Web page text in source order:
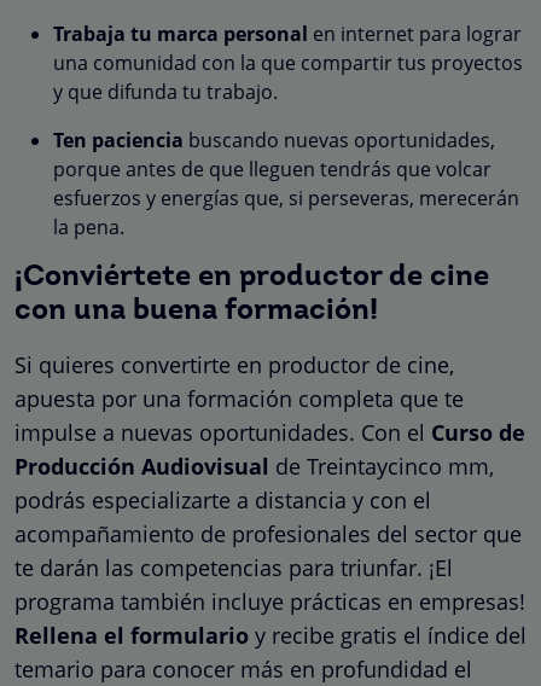
Trabaja tu marca personal en internet para lograr
una comunidad con la que compartir tus proyectos
y que difunda tu trabajo.
Ten paciencia buscando nuevas oportunidades,
porque antes de que lleguen tendrás que volcar
esfuerzos y energías que, si perseveras, merecerán
la pena.
¡Conviértete en productor de cine
con una buena formación!
Si quieres convertirte en productor de cine,
apuesta por una formación completa que te
impulse a nuevas oportunidades. Con el Curso de
Producción Audiovisual de Treintaycinco mm,
podrás especializarte a distancia y con el
acompañamiento de profesionales del sector que
te darán las competencias para triunfar. ¡El
programa también incluye prácticas en empresas!
Rellena el formulario y recibe gratis el índice del
temario para conocer más en profundidad el